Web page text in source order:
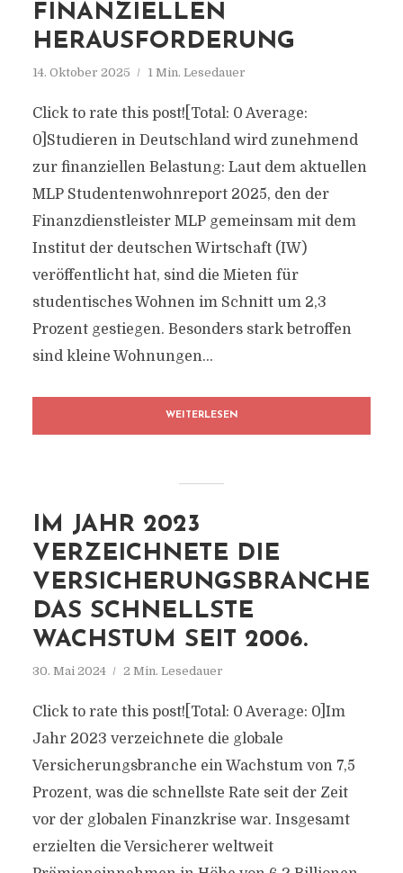
FINANZIELLEN
HERAUSFORDERUNG
14. Oktober 2025 1 Min. Lesedauer
Click to rate this post![Total: 0 Average:
0]Studieren in Deutschland wird zunehmend
zur finanziellen Belastung: Laut dem aktuellen
MLP Studentenwohnreport 2025, den der
Finanzdienstleister MLP gemeinsam mit dem
Institut der deutschen Wirtschaft (IW)
veröffentlicht hat, sind die Mieten für
studentisches Wohnen im Schnitt um 2,3
Prozent gestiegen. Besonders stark betroffen
sind kleine Wohnungen...
WEITERLESEN
IM JAHR 2023
VERZEICHNETE DIE
VERSICHERUNGSBRANCHE
DAS SCHNELLSTE
WACHSTUM SEIT 2006.
30. Mai 2024 2 Min. Lesedauer
Click to rate this post![Total: 0 Average: 0]Im
Jahr 2023 verzeichnete die globale
Versicherungsbranche ein Wachstum von 7,5
Prozent, was die schnellste Rate seit der Zeit
vor der globalen Finanzkrise war. Insgesamt
erzielten die Versicherer weltweit